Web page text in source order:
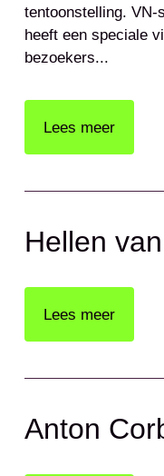
tentoonstelling. VN-
heeft een speciale
bezoekers...
Lees meer
Hellen
Lees meer
Anton